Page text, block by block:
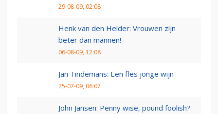
29-08-09, 02:08
Henk van den Helder: Vrouwen zijn
beter dan mannen!
06-08-09, 12:08
Jan Tindemans: Een fles jonge wijn
25-07-09, 06:07
John Jansen: Penny wise, pound foolish?